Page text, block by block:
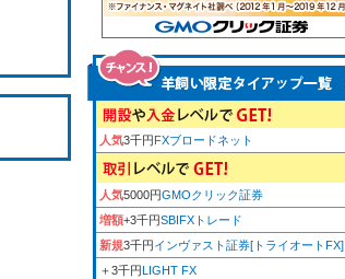
人気3千円FXブロードネット
人気5000円GMOクリック証券
増額+3千円SBIFXトレード
新規3千円インヴァスト証券[トライオートFX]
＋3千円LIGHT FX